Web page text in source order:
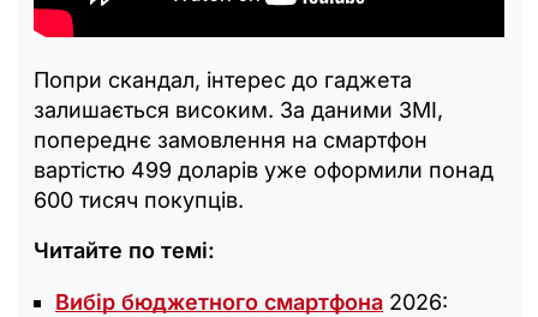
Попри скандал, інтерес до гаджета
залишається високим. За даними ЗМІ,
попереднє замовлення на смартфон
вартістю 499 доларів уже оформили понад
600 тисяч покупців.
Читайте по темі:
Вибір бюджетного смартфона 2026: